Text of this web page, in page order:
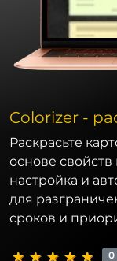
Colorizer -
Раскрасьте
основе свойств
настройка и
для
сроков и
0